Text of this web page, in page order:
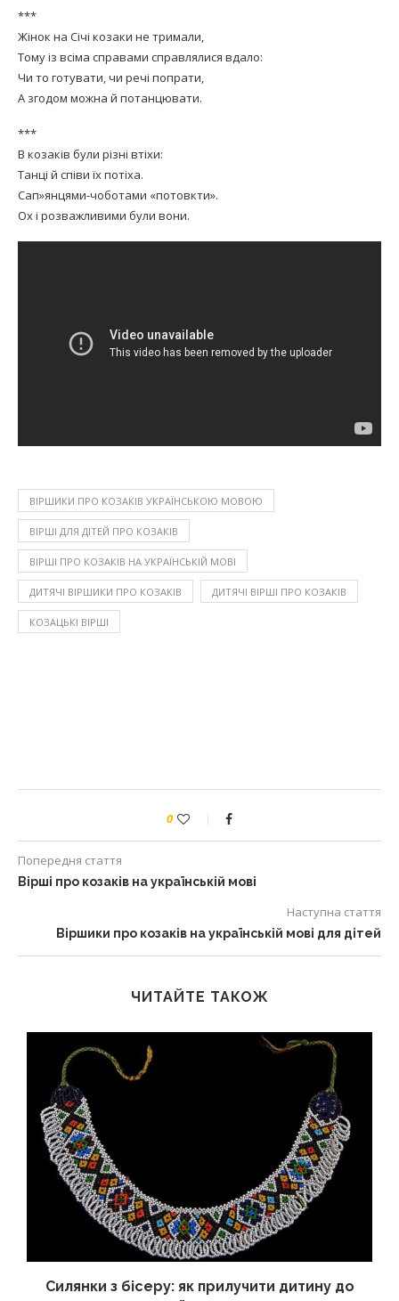
***
Жінок на Січі козаки не тримали,
Тому із всіма справами справлялися вдало:
Чи то готувати, чи речі попрати,
А згодом можна й потанцювати.
***
В козаків були різні втіхи:
Танці й співи їх потіха.
Сап»янцями-чоботами «потовкти».
Ох і розважливими були вони.
ВІРШИКИ ПРО КОЗАКІВ УКРАЇНСЬКОЮ МОВОЮ
ВІРШІ ДЛЯ ДІТЕЙ ПРО КОЗАКІВ
ВІРШІ ПРО КОЗАКІВ НА УКРАЇНСЬКІЙ МОВІ
ДИТЯЧІ ВІРШИКИ ПРО КОЗАКІВ ДИТЯЧІ ВІРШІ ПРО КОЗАКІВ
КОЗАЦЬКІ ВІРШІ
0
Попередня стаття
Вірші про козаків на українській мові
Наступна стаття
Віршики про козаків на українській мові для дітей
ЧИТАЙТЕ ТАКОЖ
Силянки з бісеру: як прилучити дитину до